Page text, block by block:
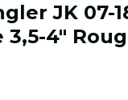
JK 07-
3,5-4"